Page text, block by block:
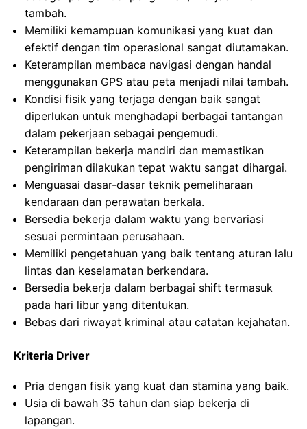
tambah.
Memiliki kemampuan komunikasi yang kuat dan
efektif dengan tim operasional sangat diutamakan.
Keterampilan membaca navigasi dengan handal
menggunakan GPS atau peta menjadi nilai tambah.
Kondisi fisik yang terjaga dengan baik sangat
diperlukan untuk menghadapi berbagai tantangan
dalam pekerjaan sebagai pengemudi.
Keterampilan bekerja mandiri dan memastikan
pengiriman dilakukan tepat waktu sangat dihargai.
Menguasai dasar-dasar teknik pemeliharaan
kendaraan dan perawatan berkala.
Bersedia bekerja dalam waktu yang bervariasi
sesuai permintaan perusahaan.
Memiliki pengetahuan yang baik tentang aturan lalu
lintas dan keselamatan berkendara.
Bersedia bekerja dalam berbagai shift termasuk
pada hari libur yang ditentukan.
Bebas dari riwayat kriminal atau catatan kejahatan.
Kriteria Driver
Pria dengan fisik yang kuat dan stamina yang baik.
Usia di bawah 35 tahun dan siap bekerja di
lapangan.